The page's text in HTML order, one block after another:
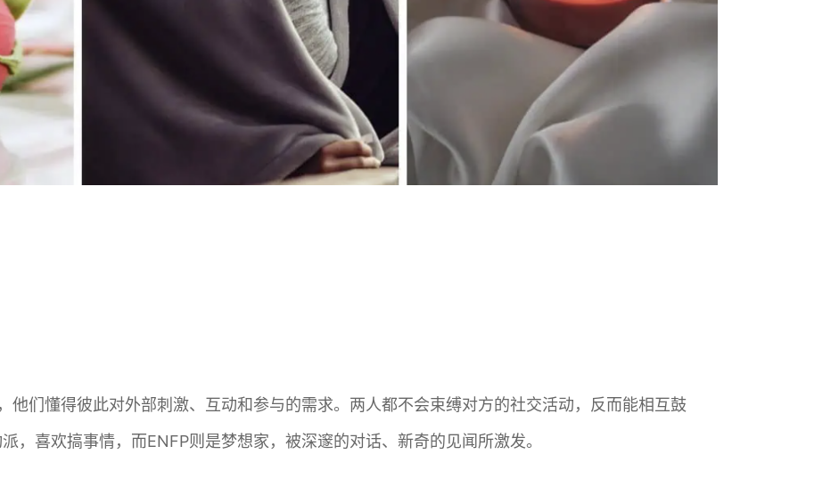
他们懂得彼此对外部刺激、互动和参与的需求。两人都不会束缚对方的社交活动，反而能相互鼓
，喜欢搞事情，而ENFP则是梦想家，被深邃的对话、新奇的见闻所激发。